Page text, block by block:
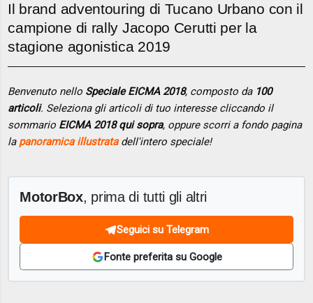
Il brand adventouring di Tucano Urbano con il
campione di rally Jacopo Cerutti per la
stagione agonistica 2019
Benvenuto nello Speciale EICMA 2018, composto da 100
articoli. Seleziona gli articoli di tuo interesse cliccando il
sommario EICMA 2018 qui sopra, oppure scorri a fondo pagina
la panoramica illustratadell'intero speciale!
MotorBox, prima di tutti gli altri
Seguici su Telegram
Fonte preferita su Google